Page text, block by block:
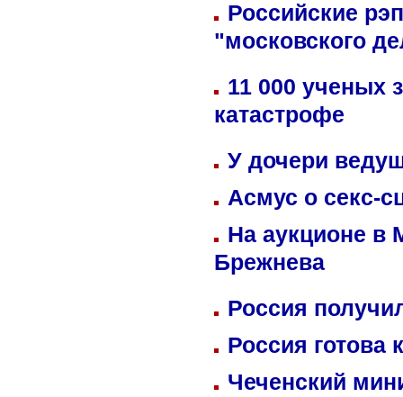
Российские
"московского
11 000 ученых
катастрофе
У дочери
Асмус о секс-
На аукционе в
Брежнева
Россия
Россия готова
Чеченский